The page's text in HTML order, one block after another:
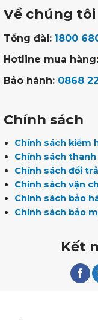
Về chúng tôi
Tổng đài: 1800
Hotline mua hàng:
Bảo hành: 0868
Chính sách
Chính sách kiểm
Chính sách
Chính sách đổi trả
Chính sách vận
Chính sách bảo
Chính sách bảo
Kết